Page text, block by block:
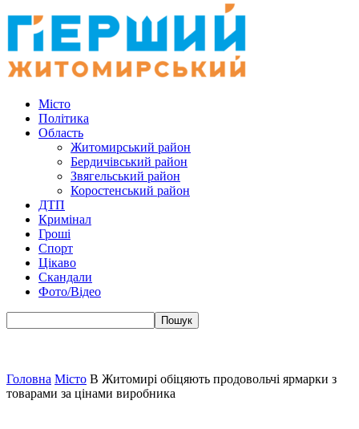
Місто
Політика
Область
Житомирський район
Бердичівський район
Звягельський район
Коростенський район
ДТП
Кримінал
Гроші
Спорт
Цікаво
Скандали
Фото/Відео
Головна Місто В Житомирі обіцяють продовольчі ярмарки з
товарами за цінами виробника